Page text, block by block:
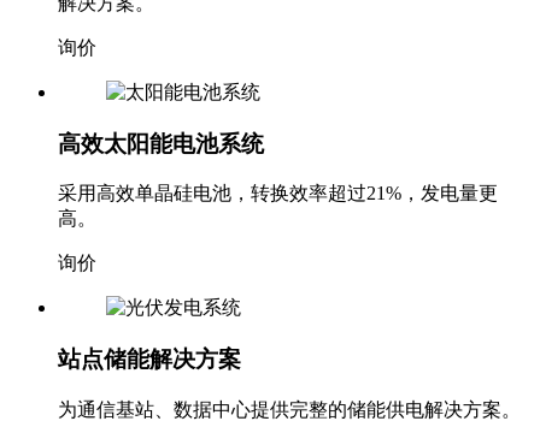
询价
高效太阳能电池系统
采用高效单晶硅电池，转换效率超过21%，发电量更
高。
询价
站点储能解决方案
为通信基站、数据中心提供完整的储能供电解决方案。